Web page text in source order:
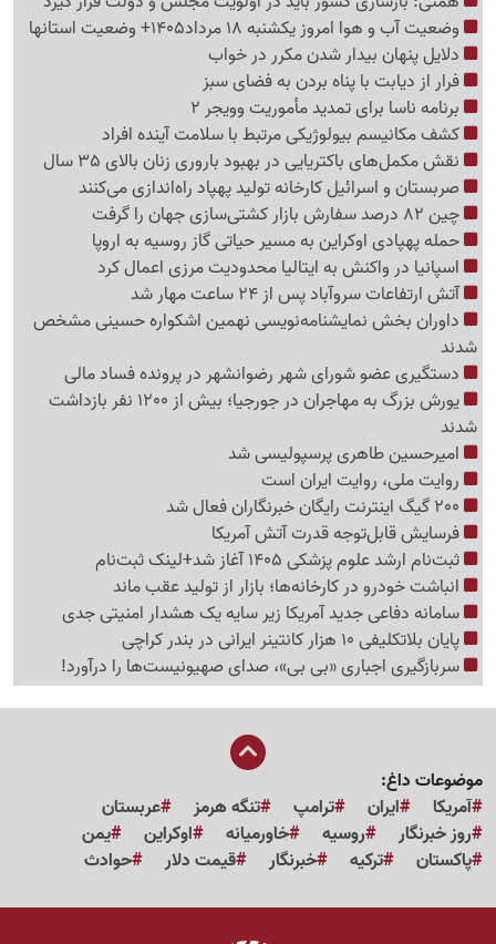
وضعیت آب و هوا امروز یکشنبه 18 مرداد1405+ وضعیت استانها
دلایل پنهان بیدار شدن مکرر در خواب
فرار از دیابت با پناه بردن به فضای سبز
برنامه ناسا برای تمدید مأموریت وویجر 2
کشف مکانیسم بیولوژیکی مرتبط با سلامت آینده افراد
نقش مکمل‌های باکتریایی در بهبود باروری زنان بالای 35 سال
صربستان و اسرائیل کارخانه تولید پهپاد راه‌اندازی می‌کنند
چین 82 درصد سفارش بازار کشتی‌سازی جهان را گرفت
حمله پهپادی اوکراین به مسیر حیاتی گاز روسیه به اروپا
اسپانیا در واکنش به ایتالیا محدودیت مرزی اعمال کرد
آتش ارتفاعات سروآباد پس از 24 ساعت مهار شد
داوران بخش نمایشنامه‌نویسی نهمین اشکواره حسینی مشخص
شدند
دستگیری عضو شورای شهر رضوانشهر در پرونده فساد مالی
یورش بزرگ به مهاجران در جورجیا؛ بیش از 1200 نفر بازداشت
شدند
امیرحسین طاهری پرسپولیسی شد
روایت ملی، روایت ایران است
فرسایش قابل‌توجه قدرت آتش آمریکا
ثبت‌نام ارشد علوم پزشکی 1405 آغاز شد+لینک ثبت‌نام
انباشت خودرو در کارخانه‌ها؛ بازار از تولید عقب ماند
سامانه دفاعی جدید آمریکا زیر سایه یک هشدار امنیتی جدی
پایان بلاتکلیفی 10 هزار کانتینر ایرانی در بندر کراچی
سربازگیری اجباری «بی بی»، صدای صهیونیست‌ها را درآورد!
موضوعات داغ:
آمریکا
ایران ترامپ تنگه هرمز
عربستان
روز خبرنگار
روسیه خاورمیانه اوکراین
یمن
پاکستان
ترکیه خبرنگار قیمت دلار حوادث